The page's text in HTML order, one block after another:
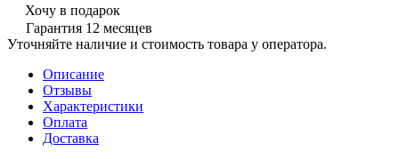
Хочу в подарок
Гарантия 12 месяцев
Уточняйте наличие и стоимость товара у оператора.
Описание
Отзывы
Характеристики
Оплата
Доставка